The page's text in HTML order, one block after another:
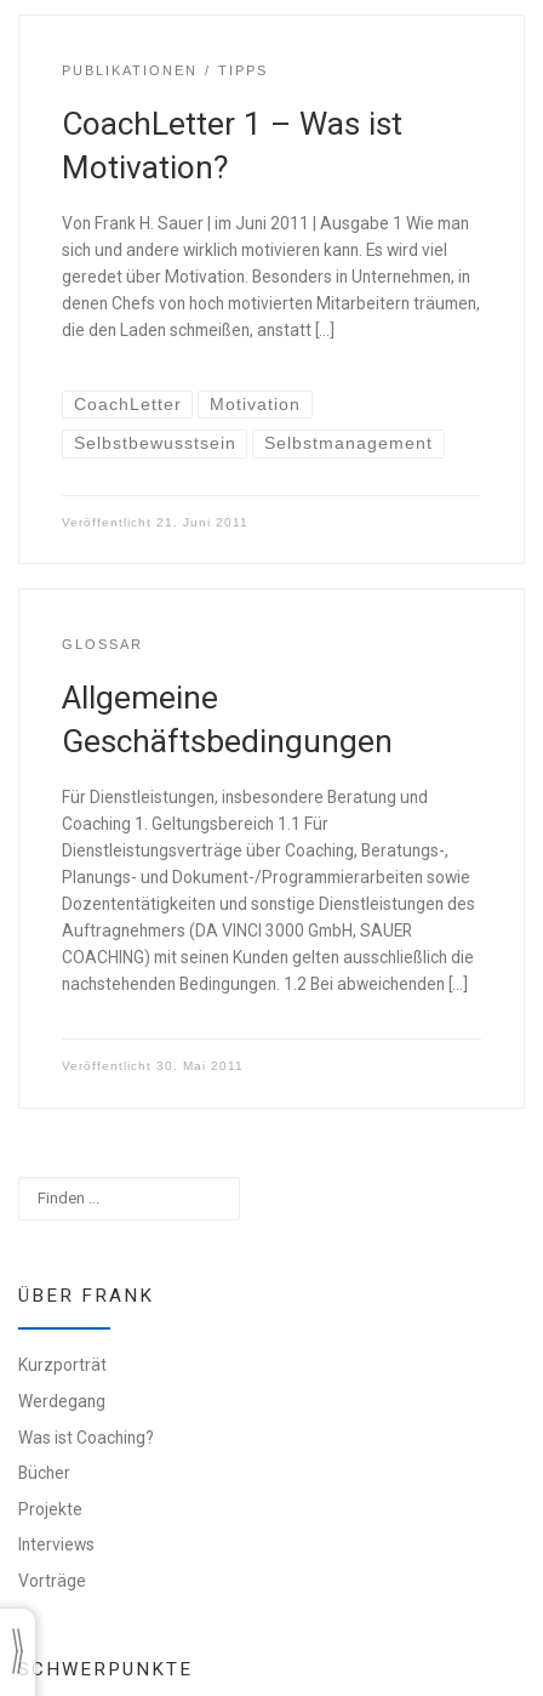
PUBLIKATIONEN TIPPS
CoachLetter 1 – Was ist
Motivation?
Von Frank H. Sauer | im Juni 2011 | Ausgabe 1 Wie man
sich und andere wirklich motivieren kann. Es wird viel
geredet über Motivation. Besonders in Unternehmen, in
denen Chefs von hoch motivierten Mitarbeitern träumen,
die den Laden schmeißen, anstatt […]
CoachLetter Motivation
Selbstbewusstsein Selbstmanagement
Veröffentlicht 21. Juni 2011
GLOSSAR
Allgemeine
Geschäftsbedingungen
Für Dienstleistungen, insbesondere Beratung und
Coaching 1. Geltungsbereich 1.1 Für
Dienstleistungsverträge über Coaching, Beratungs-,
Planungs- und Dokument-/Programmierarbeiten sowie
Dozententätigkeiten und sonstige Dienstleistungen des
Auftragnehmers (DA VINCI 3000 GmbH, SAUER
COACHING) mit seinen Kunden gelten ausschließlich die
nachstehenden Bedingungen. 1.2 Bei abweichenden […]
Veröffentlicht 30. Mai 2011
ÜBER FRANK
Kurzporträt
Werdegang
Was ist Coaching?
Bücher
Projekte
Interviews
Vorträge
SCHWERPUNKTE